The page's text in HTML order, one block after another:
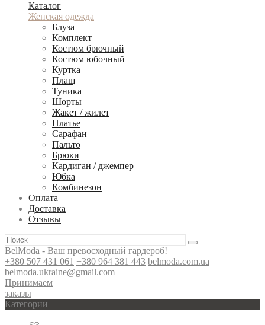
Каталог
Женская одежда
Блуза
Комплект
Костюм брючный
Костюм юбочный
Куртка
Плащ
Туника
Шорты
Жакет / жилет
Платье
Сарафан
Пальто
Брюки
Кардиган / джемпер
Юбка
Комбинезон
Оплата
Доставка
Отзывы
BelModa - Ваш превосходный гардероб!
+380 507 431 061 +380 964 381 443 belmoda.com.ua
belmoda.ukraine@gmail.com
Принимаем
заказы
Категории